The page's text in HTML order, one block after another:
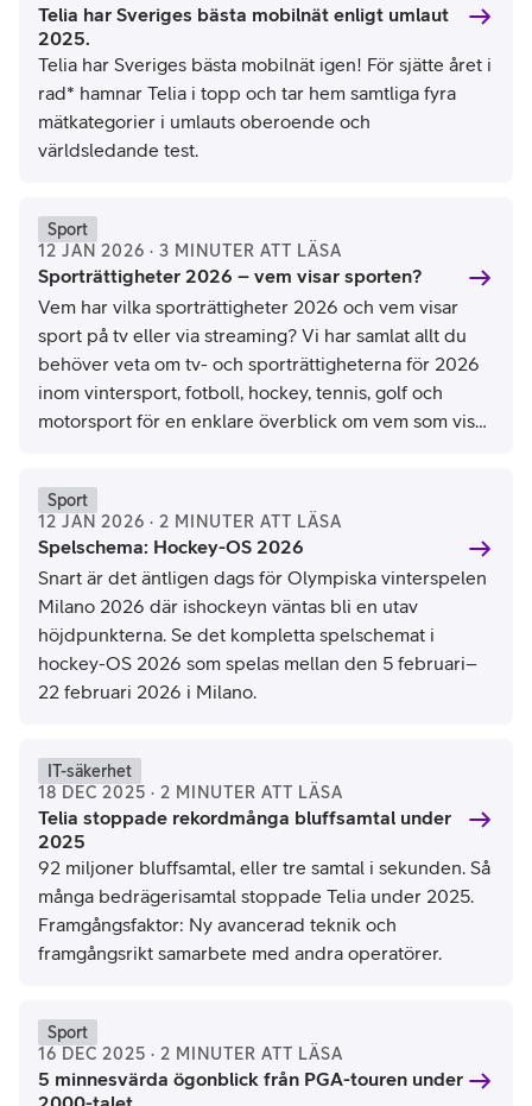
Telia har Sveriges bästa mobilnät enligt umlaut
2025.
Telia har Sveriges bästa mobilnät igen! För sjätte året i
rad* hamnar Telia i topp och tar hem samtliga fyra
mätkategorier i umlauts oberoende och
världsledande test.
Sport
12 JAN 2026 · 3 MINUTER ATT LÄSA
Sporträttigheter 2026 – vem visar sporten?
Vem har vilka sporträttigheter 2026 och vem visar
sport på tv eller via streaming? Vi har samlat allt du
behöver veta om tv- och sporträttigheterna för 2026
inom vintersport, fotboll, hockey, tennis, golf och
motorsport för en enklare överblick om vem som visar
Sport
12 JAN 2026 · 2 MINUTER ATT LÄSA
Spelschema: Hockey-OS 2026
Snart är det äntligen dags för Olympiska vinterspelen
Milano 2026 där ishockeyn väntas bli en utav
höjdpunkterna. Se det kompletta spelschemat i
hockey-OS 2026 som spelas mellan den 5 februari–
22 februari 2026 i Milano.
IT-säkerhet
18 DEC 2025 · 2 MINUTER ATT LÄSA
Telia stoppade rekordmånga bluffsamtal under
2025
92 miljoner bluffsamtal, eller tre samtal i sekunden. Så
många bedrägerisamtal stoppade Telia under 2025.
Framgångsfaktor: Ny avancerad teknik och
framgångsrikt samarbete med andra operatörer.
Sport
16 DEC 2025 · 2 MINUTER ATT LÄSA
5 minnesvärda ögonblick från PGA-touren under